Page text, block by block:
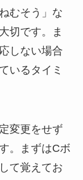
むそう」な
切です。ま
しない場合
いるタイミ
変更をせず
。まずはCボ
て覚えてお